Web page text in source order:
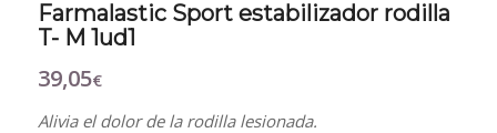
Farmalastic Sport estabilizador rodilla
T- M 1ud1
39,05€
Alivia el dolor de la rodilla lesionada.